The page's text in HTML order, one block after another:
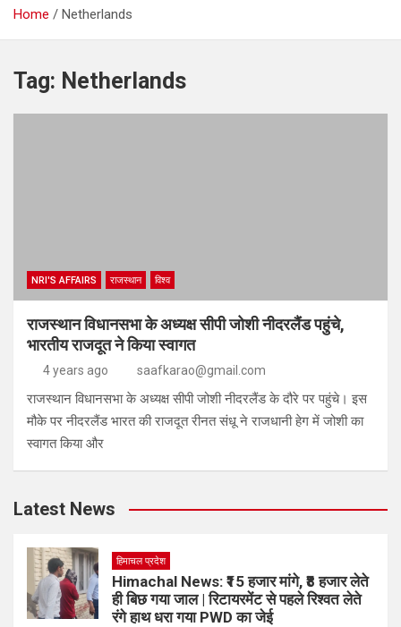
Home Netherlands
Tag: Netherlands
NRI'S AFFAIRS राजस्थान विश्व
राजस्थान विधानसभा के अध्यक्ष सीपी जोशी नीदरलैंड पहुंचे,
भारतीय राजदूत ने किया स्वागत
4 years ago saafkarao@gmail.com
राजस्थान विधानसभा के अध्यक्ष सीपी जोशी नीदरलैंड के दौरे पर पहुंचे। इस
मौके पर नीदरलैंड भारत की राजदूत रीनत संधू ने राजधानी हेग में जोशी का
स्वागत किया और
Latest News
हिमाचल प्रदेश
Himachal News: ₹15 हजार मांगे, ₹8 हजार लेते
ही बिछ गया जाल | रिटायरमेंट से पहले रिश्वत लेते
रंगे हाथ धरा गया PWD का जेई